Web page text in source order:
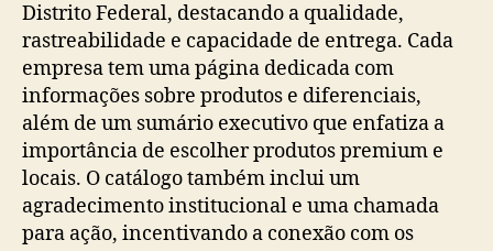
Distrito Federal, destacando a qualidade,
rastreabilidade e capacidade de entrega. Cada
empresa tem uma página dedicada com
informações sobre produtos e diferenciais,
além de um sumário executivo que enfatiza a
importância de escolher produtos premium e
locais. O catálogo também inclui um
agradecimento institucional e uma chamada
para ação, incentivando a conexão com os